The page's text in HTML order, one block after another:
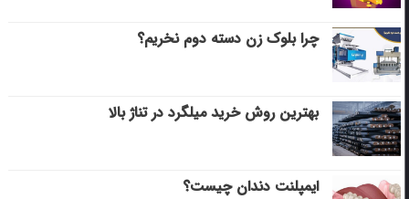
چرا بلوک زن دسته دوم نخریم؟
بهترین روش خرید میلگرد در تناژ بالا
ایمپلنت دندان چیست؟